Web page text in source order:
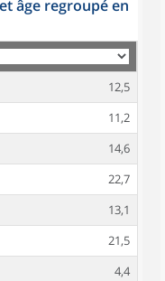
âge regroupé en
12,5
11,2
14,6
22,7
13,1
21,5
4,4